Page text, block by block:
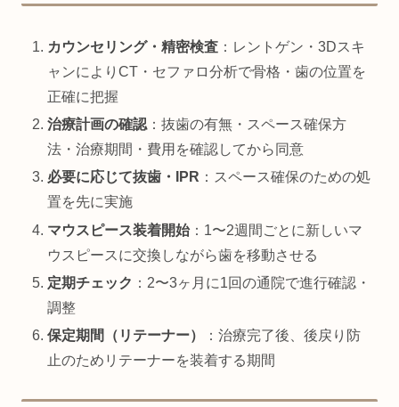
カウンセリング・精密検査 ：レントゲン・3Dスキ
ャンによりCT・セファロ分析で骨格・歯の位置を
正確に把握
治療計画の確認 ：抜歯の有無・スペース確保方
法・治療期間・費用を確認してから同意
必要に応じて抜歯・IPR ：スペース確保のための処
置を先に実施
マウスピース装着開始：1〜2週間ごとに新しいマ
ウスピースに交換しながら歯を移動させる
定期チェック ：2〜3ヶ月に1回の通院で進行確認・
調整
保定期間（リテーナー）
：治療完了後、後戻り防
止のためリテーナーを装着する期間